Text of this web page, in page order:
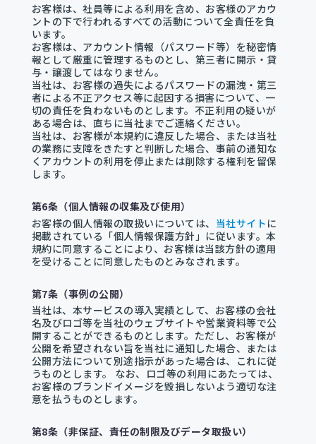
お客様は、社員等による利用を含め、お客様のアカウ
ントの下で行われるすべての活動について全責任を負
います。
お客様は、アカウント情報（パスワード等）を秘密情
報として厳重に管理するものとし、第三者に開示・貸
与・譲渡してはなりません。
当社は、お客様の過失によるパスワードの漏洩・第三
者による不正アクセス等に起因する損害について、一
切の責任を負わないものとします。不正利用の疑いが
ある場合は、直ちに当社までご連絡ください。
当社は、お客様が本規約に違反した場合、または当社
の業務に支障をきたすと判断した場合、事前の通知な
くアカウントの利用を停止または削除する権利を留保
します。
第6条（個人情報の収集及び使用）
お客様の個人情報の取扱いについては、 当社サイトに
掲載されている「個人情報保護方針」に従います。本
規約に同意することにより、お客様は当該方針の適用
を受けることに同意したものとみなされます。
第7条（事例の公開）
当社は、本サービスの導入実績として、お客様の会社
名及びロゴ等を当社のウェブサイトや営業資料等で公
開することができるものとします。ただし、お客様が
公開を希望されない旨を当社に通知した場合、または
公開方法について別途指示があった場合は、これに従
うものとします。 なお、ロゴ等の利用にあたっては、
お客様のブランドイメージを毀損しないよう適切な注
意を払うものとします。
第8条（非保証、責任の制限及びデータ取扱い）